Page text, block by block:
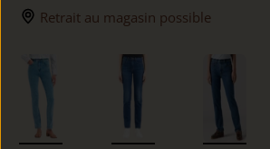
Retrait au magasin possible